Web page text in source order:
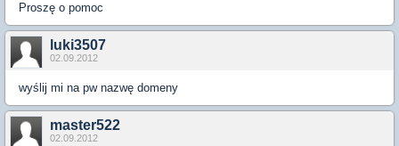
Proszę o pomoc
luki3507
02.09.2012
wyślij mi na pw nazwę domeny
master522
02.09.2012